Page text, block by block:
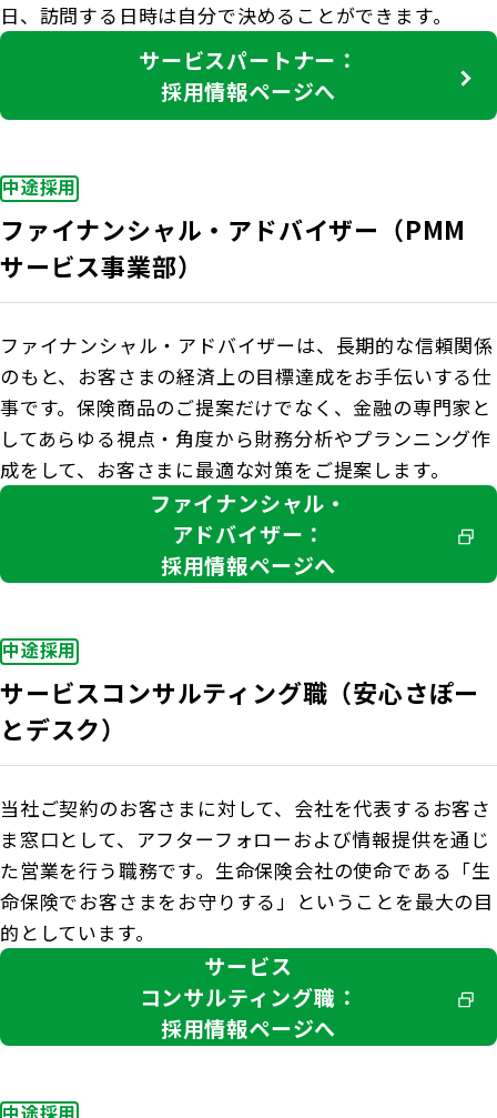
日、訪問する日時は自分で決めることができます。
サービスパートナー：
採用情報ページへ
中途採用
ファイナンシャル・アドバイザー（PMM
サービス事業部）
ファイナンシャル・アドバイザーは、長期的な信頼関係
のもと、お客さまの経済上の目標達成をお手伝いする仕
事です。保険商品のご提案だけでなく、金融の専門家と
してあらゆる視点・角度から財務分析やプランニング作
成をして、お客さまに最適な対策をご提案します。
ファイナンシャル・
アドバイザー：
採用情報ページへ
中途採用
サービスコンサルティング職（安心さぽー
とデスク）
当社ご契約のお客さまに対して、会社を代表するお客さ
ま窓口として、アフターフォローおよび情報提供を通じ
た営業を行う職務です。生命保険会社の使命である「生
命保険でお客さまをお守りする」ということを最大の目
的としています。
サービス
コンサルティング職：
採用情報ページへ
中途採用